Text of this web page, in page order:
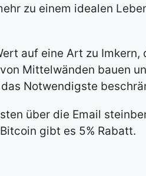
zu einem idealen
auf eine Art zu
Mittelwänden bauen
Notwendigste
über die Email
gibt es 5% Rabatt.